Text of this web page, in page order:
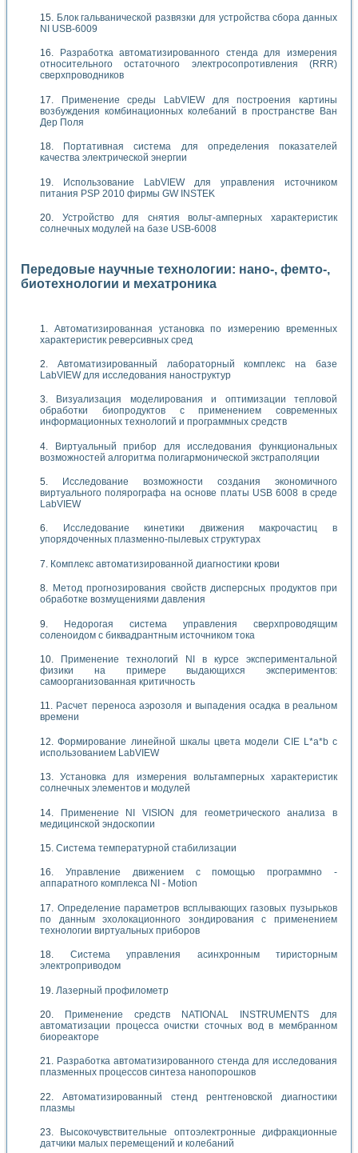
Блок гальванической развязки для устройства сбора данных
NI USB-6009
Разработка автоматизированного стенда для измерения
относительного остаточного электросопротивления (RRR)
сверхпроводников
Применение среды LabVIEW для построения картины
возбуждения комбинационных колебаний в пространстве Ван
Дер Поля
Портативная система для определения показателей
качества электрической энергии
Использование LabVIEW для управления источником
питания PSP 2010 фирмы GW INSTEK
Устройство для снятия вольт-амперных характеристик
солнечных модулей на базе USB-6008
Передовые научные технологии: нано-, фемто-,
биотехнологии и мехатроника
Автоматизированная установка по измерению временных
характеристик реверсивных сред
Автоматизированный лабораторный комплекс на базе
LabVIEW для исследования наноструктур
Визуализация моделирования и оптимизации тепловой
обработки биопродуктов с применением современных
информационных технологий и программных средств
Виртуальный прибор для исследования функциональных
возможностей алгоритма полигармонической экстраполяции
Исследование возможности создания экономичного
виртуального полярографа на основе платы USB 6008 в среде
LabVIEW
Исследование кинетики движения макрочастиц в
упорядоченных плазменно-пылевых структурах
Комплекс автоматизированной диагностики крови
Метод прогнозирования свойств дисперсных продуктов при
обработке возмущениями давления
Недорогая система управления сверхпроводящим
соленоидом с биквадрантным источником тока
Применение технологий NI в курсе экспериментальной
физики на примере выдающихся экспериментов:
самоорганизованная критичность
Расчет переноса аэрозоля и выпадения осадка в реальном
времени
Формирование линейной шкалы цвета модели CIE L*a*b с
использованием LabVIEW
Установка для измерения вольтамперных характеристик
солнечных элементов и модулей
Применение NI VISION для геометрического анализа в
медицинской эндоскопии
Система температурной стабилизации
Управление движением с помощью программно -
аппаратного комплекса NI - Motion
Определение параметров всплывающих газовых пузырьков
по данным эхолокационного зондирования с применением
технологии виртуальных приборов
Система управления асинхронным тиристорным
электроприводом
Лазерный профилометр
Применение средств NATIONAL INSTRUMENTS для
автоматизации процесса очистки сточных вод в мембранном
биореакторе
Разработка автоматизированного стенда для исследования
плазменных процессов синтеза нанопорошков
Автоматизированный стенд рентгеновской диагностики
плазмы
Высокочувствительные оптоэлектронные дифракционные
датчики малых перемещений и колебаний